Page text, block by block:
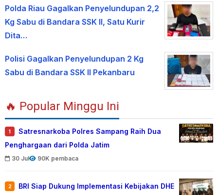
Polda Riau Gagalkan Penyelundupan 2,2
Kg Sabu di Bandara SSK II, Satu Kurir
Dita…
Polisi Gagalkan Penyelundupan 2 Kg
Sabu di Bandara SSK II Pekanbaru
🔥 Popular Minggu Ini
1
Satresnarkoba Polres Sampang Raih Dua
Penghargaan dari Polda Jatim
30 Jul 90K pembaca
2
BRI Siap Dukung Implementasi Kebijakan DHE